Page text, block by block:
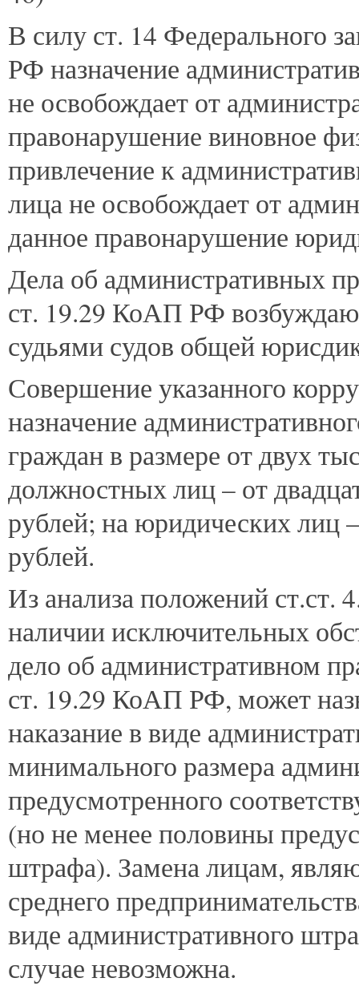
В силу ст. 14 Федерального
РФ назначение
не освобождает от
правонарушение виновное
привлечение к
лица не освобождает от
данное правонарушение
Дела об административных
ст. 19.29 КоАП РФ
судьями судов общей
Совершение указанного
назначение
граждан в размере от двух
должностных лиц – от
рублей; на юридических лиц
рублей.
Из анализа положений
наличии исключительных
дело об административном
ст. 19.29 КоАП РФ, может
наказание в виде
минимального размера
предусмотренного
(но не менее половины
штрафа). Замена лицам,
среднего
виде административного
случае невозможна.